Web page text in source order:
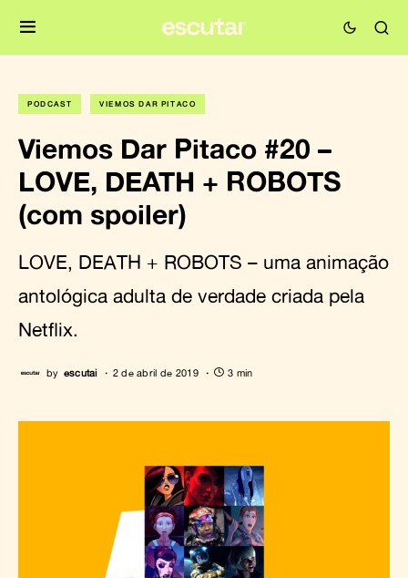
PODCAST VIEMOS DAR PITACO
Viemos Dar Pitaco #20 –
LOVE, DEATH + ROBOTS
(com spoiler)
LOVE, DEATH + ROBOTS – uma animação
antológica adulta de verdade criada pela
Netflix.
by escutai 2 de abril de 2019 3 min